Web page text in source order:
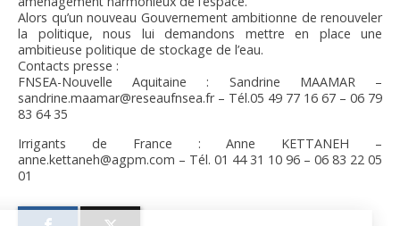
Alors qu’un nouveau Gouvernement ambitionne de renouveler
la politique, nous lui demandons mettre en place une
ambitieuse politique de stockage de l’eau.
Contacts presse :
FNSEA-Nouvelle Aquitaine : Sandrine MAAMAR –
sandrine.maamar@reseaufnsea.fr – Tél.05 49 77 16 67 – 06 79
83 64 35
Irrigants de France : Anne KETTANEH –
anne.kettaneh@agpm.com – Tél. 01 44 31 10 96 – 06 83 22 05
01